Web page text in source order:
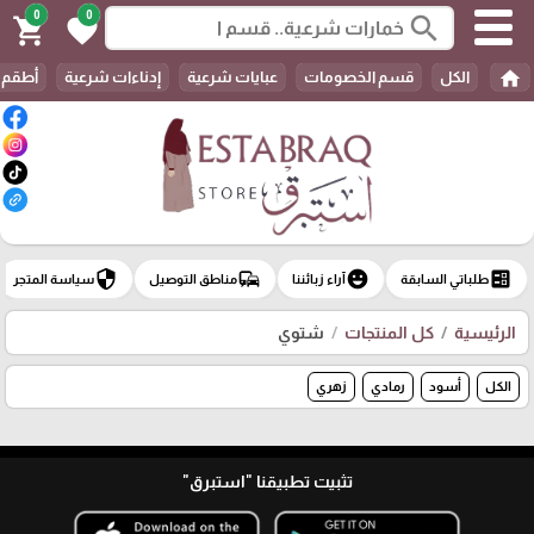
search
0
favorite
0
shopping_cart
home الكل قسم الخصومات عبايات شرعية إدناءات شرعية
ballotطلباتي السابقة emoji_emotionsآراء زبائننا commuteمناطق التوصيل securityسياسة المتجر
الرئيسية كل المنتجات شتوي
الكل أسود رمادي زهري
تثبيت تطبيقنا "استبرق"